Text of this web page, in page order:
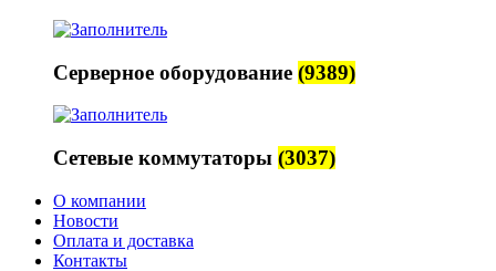
Серверное оборудование (9389)
Сетевые коммутаторы (3037)
О компании
Новости
Оплата и доставка
Контакты